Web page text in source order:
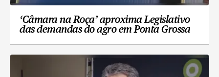
‘Câmara na Roça’ aproxima Legislativo
das demandas do agro em Ponta Grossa